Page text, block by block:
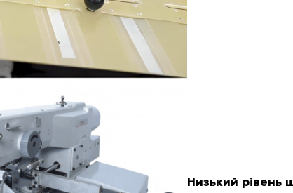
Низький рівень